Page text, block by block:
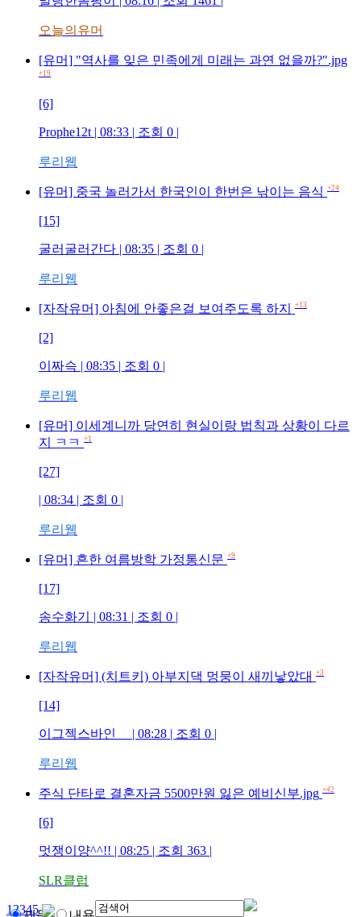
오늘의유머
[유머] "역사를 잊은 민족에게 미래는 과연 없을까?".jpg
+19
[6]
Prophe12t | 08:33 | 조회 0 |
루리웹
[유머] 중국 놀러가서 한국인이 한번은 낚이는 음식 +24
[15]
굴러굴러간다 | 08:35 | 조회 0 |
루리웹
[자작유머] 아침에 안좋은걸 보여주도록 하지 +13
[2]
이짜슥 | 08:35 | 조회 0 |
루리웹
[유머] 이세계니까 당연히 현실이랑 법칙과 상황이 다르
지 ㅋㅋ
+1
[27]
| 08:34 | 조회 0 |
루리웹
[유머] 흔한 여름방학 가정통신문 +9
[17]
송수화기 | 08:31 | 조회 0 |
루리웹
[자작유머] (치트키) 아부지댁 멍뭉이 새끼낳았대 +3
[14]
이그젝스바인 | 08:28 | 조회 0 |
루리웹
주식 단타로 결혼자금 5500만원 잃은 예비신부.jpg +42
[6]
멋쟁이양^^!! | 08:25 | 조회 363 |
SLR클럽
12345